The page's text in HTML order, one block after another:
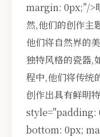
margin: 0px;"/>
然,他们的创作主
他们将自然界的
独特风格的瓷器,
程中,他们将传统
创作出具有鲜明
bottom: 0px;